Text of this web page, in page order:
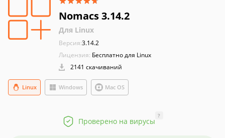
Nomacs 3.14.2
Для Linux
Версия:3.14.2
Лицензия: Бесплатно для Linux
2141 скачиваний
Windows
Linux Mac OS
Проверено на вирусы
?